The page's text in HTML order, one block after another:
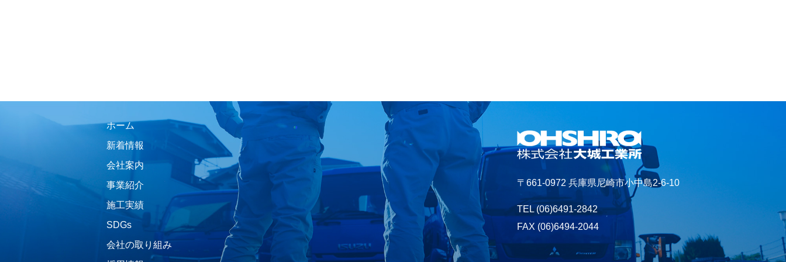
ホーム
新着情報
会社案内
事業紹介
施工実績
SDGs
会社の取り組み
〒661-0972 兵庫県尼崎市小中島2-6-10
TEL(06)6491-2842
FAX (06)6494-2044